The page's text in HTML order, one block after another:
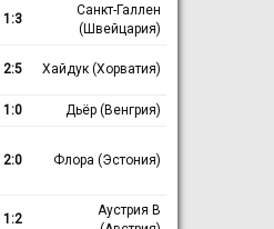
1:3
Санкт-Галлен
(Швейцария)
2:5 Хайдук (Хорватия)
1:0
Дьёр (Венгрия)
2:0 Флора (Эстония)
1:2
Аустрия В